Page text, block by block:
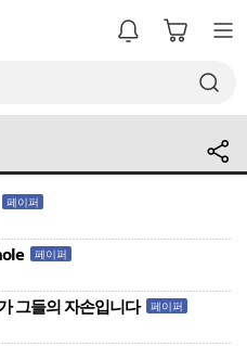
페이퍼
페이퍼
그들의 자손입니다 페이퍼